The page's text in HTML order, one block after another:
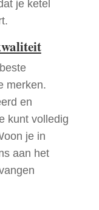
je ketel
merken.
en
kunt volledig
je in
aan het